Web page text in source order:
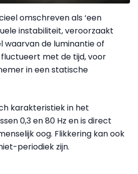
omschreven als ‘een
instabiliteit, veroorzaakt
waarvan de luminantie of
met de tijd, voor
in een statische
karakteristiek in het
0,3 en 80 Hz en is direct
oog. Flikkering kan ook
periodiek zijn.